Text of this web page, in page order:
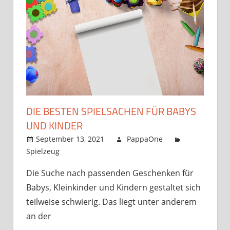
DIE BESTEN SPIELSACHEN FÜR BABYS
UND KINDER
September 13, 2021
PappaOne
Spielzeug
Die Suche nach passenden Geschenken für
Babys, Kleinkinder und Kindern gestaltet sich
teilweise schwierig. Das liegt unter anderem
an der